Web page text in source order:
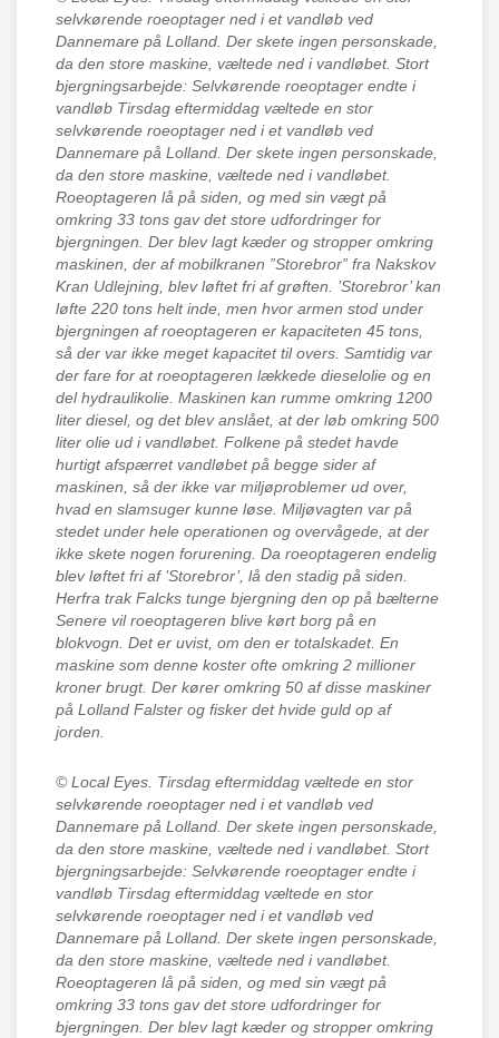
selvkørende roeoptager ned i et vandløb ved
Dannemare på Lolland. Der skete ingen personskade,
da den store maskine, væltede ned i vandløbet. Stort
bjergningsarbejde: Selvkørende roeoptager endte i
vandløb Tirsdag eftermiddag væltede en stor
selvkørende roeoptager ned i et vandløb ved
Dannemare på Lolland. Der skete ingen personskade,
da den store maskine, væltede ned i vandløbet.
Roeoptageren lå på siden, og med sin vægt på
omkring 33 tons gav det store udfordringer for
bjergningen. Der blev lagt kæder og stropper omkring
maskinen, der af mobilkranen ”Storebror” fra Nakskov
Kran Udlejning, blev løftet fri af grøften. ’Storebror’ kan
løfte 220 tons helt inde, men hvor armen stod under
bjergningen af roeoptageren er kapaciteten 45 tons,
så der var ikke meget kapacitet til overs. Samtidig var
der fare for at roeoptageren lækkede dieselolie og en
del hydraulikolie. Maskinen kan rumme omkring 1200
liter diesel, og det blev anslået, at der løb omkring 500
liter olie ud i vandløbet. Folkene på stedet havde
hurtigt afspærret vandløbet på begge sider af
maskinen, så der ikke var miljøproblemer ud over,
hvad en slamsuger kunne løse. Miljøvagten var på
stedet under hele operationen og overvågede, at der
ikke skete nogen forurening. Da roeoptageren endelig
blev løftet fri af ’Storebror’, lå den stadig på siden.
Herfra trak Falcks tunge bjergning den op på bælterne
Senere vil roeoptageren blive kørt borg på en
blokvogn. Det er uvist, om den er totalskadet. En
maskine som denne koster ofte omkring 2 millioner
kroner brugt. Der kører omkring 50 af disse maskiner
på Lolland Falster og fisker det hvide guld op af
jorden.
© Local Eyes. Tirsdag eftermiddag væltede en stor
selvkørende roeoptager ned i et vandløb ved
Dannemare på Lolland. Der skete ingen personskade,
da den store maskine, væltede ned i vandløbet. Stort
bjergningsarbejde: Selvkørende roeoptager endte i
vandløb Tirsdag eftermiddag væltede en stor
selvkørende roeoptager ned i et vandløb ved
Dannemare på Lolland. Der skete ingen personskade,
da den store maskine, væltede ned i vandløbet.
Roeoptageren lå på siden, og med sin vægt på
omkring 33 tons gav det store udfordringer for
bjergningen. Der blev lagt kæder og stropper omkring